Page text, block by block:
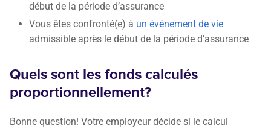
début de la période d’assurance
Vous êtes confronté(e) à un événement de vie
admissible après le début de la période d’assurance
Quels sont les fonds calculés
proportionnellement?
Bonne question! Votre employeur décide si le calcul